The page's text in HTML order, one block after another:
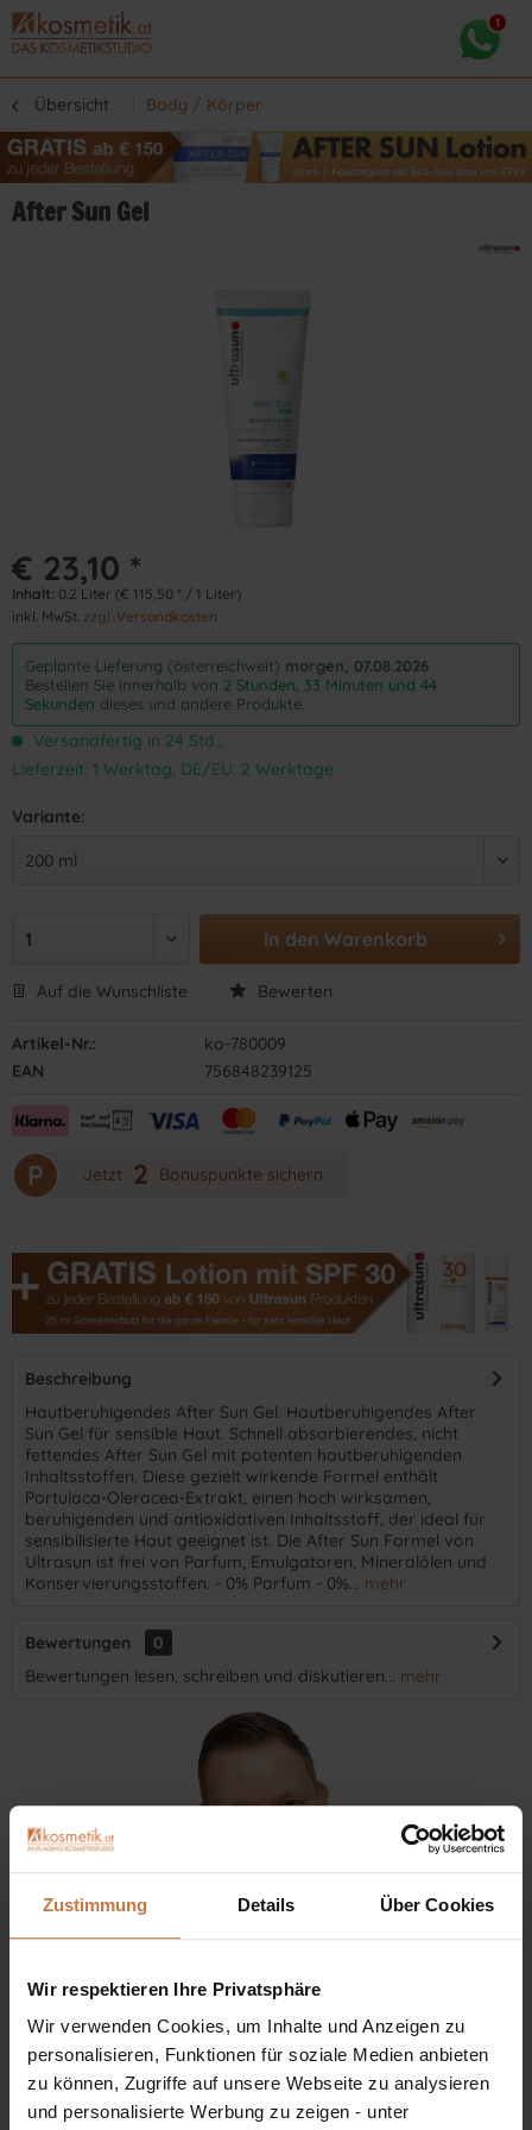
Zustimmung Details Über Cookies
Wir respektieren Ihre Privatsphäre
Wir verwenden Cookies, um Inhalte und Anzeigen zu
personalisieren, Funktionen für soziale Medien anbieten
zu können, Zugriffe auf unsere Webseite zu analysieren
und personalisierte Werbung zu zeigen - unter
Übersicht Body / Körper
After Sun Gel
€ 23,10 *
Inhalt: 0.2 Liter (€ 115,50 * / 1 Liter)
inkl. MwSt. zzgl. Versandkosten
Geplante Lieferung (österreichweit) morgen, 07.08.2026
Bestellen Sie innerhalb von 2 Stunden, 33 Minuten und 43
Sekunden dieses und andere Produkte.
Versandfertig in 24 Std.,
Lieferzeit: 1 Werktag, DE/EU: 2 Werktage
Variante:
In den Warenkorb
Auf die Wunschliste Bewerten
Artikel-Nr.:
ko-780009
EAN
756848239125
P Jetzt 2 Bonuspunkte sichern
Beschreibung
Hautberuhigendes After Sun Gel. Hautberuhigendes After
Sun Gel für sensible Haut. Schnell absorbierendes, nicht
fettendes After Sun Gel mit potenten hautberuhigenden
Inhaltsstoffen. Diese gezielt wirkende Formel enthält
Portulaca-Oleracea-Extrakt, einen hoch wirksamen,
beruhigenden und antioxidativen Inhaltsstoff, der ideal für
sensibilisierte Haut geeignet ist. Die After Sun Formel von
Ultrasun ist frei von Parfum, Emulgatoren, Mineralölen und
Konservierungsstoffen. - 0% Parfum - 0%... mehr
Bewertungen
0
Bewertungen lesen, schreiben und diskutieren... mehr
Sie haben eine Frage? Sie wünschen sich eine
Produktberatung oder wollen nur wissen, wie man das